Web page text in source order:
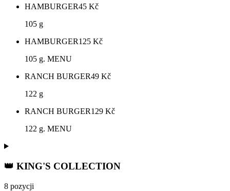
HAMBURGER45 Kč
105 g
HAMBURGER125 Kč
105 g. MENU
RANCH BURGER49 Kč
122 g
RANCH BURGER129 Kč
122 g. MENU
👑 KING'S COLLECTION
8 pozycji